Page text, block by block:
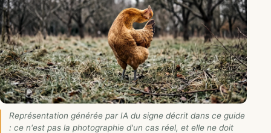
Représentation générée par IA du signe décrit dans ce guide
: ce n'est pas la photographie d'un cas réel, et elle ne doit